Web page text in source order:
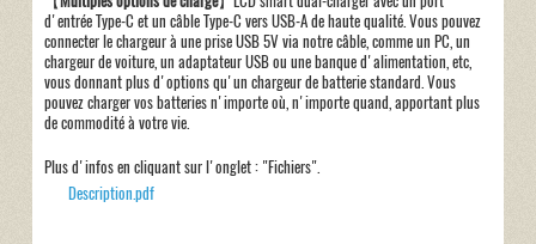
d'entrée Type-C et un câble Type-C vers USB-A de haute qualité. Vous pouvez
connecter le chargeur à une prise USB 5V via notre câble, comme un PC, un
chargeur de voiture, un adaptateur USB ou une banque d'alimentation, etc,
vous donnant plus d'options qu'un chargeur de batterie standard. Vous
pouvez charger vos batteries n'importe où, n'importe quand, apportant plus
de commodité à votre vie.
Plus d'infos en cliquant sur l'onglet : "Fichiers".
Description.pdf